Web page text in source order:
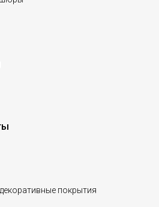
покрытия